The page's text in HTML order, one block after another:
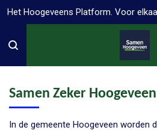
Ga
naar
Het Hoogeveens Platform. Voor
Samen Zeker Hoogeveen
In de gemeente Hoogeveen worden